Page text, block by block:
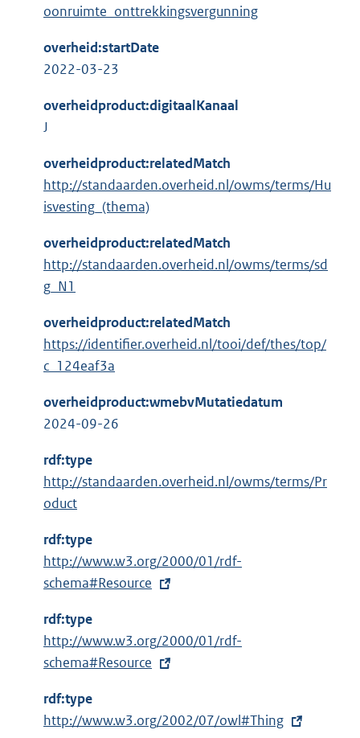
oonruimte_onttrekkingsvergunning
overheid:startDate
2022-03-23
overheidproduct:digitaalKanaal
J
overheidproduct:relatedMatch
http://standaarden.overheid.nl/owms/terms/Hu
isvesting_(thema)
overheidproduct:relatedMatch
http://standaarden.overheid.nl/owms/terms/sd
g_N1
overheidproduct:relatedMatch
https://identifier.overheid.nl/tooi/def/thes/top/
c_124eaf3a
overheidproduct:wmebvMutatiedatum
2024-09-26
rdf:type
http://standaarden.overheid.nl/owms/terms/Pr
oduct
rdf:type
E
x
e
r
n
l
http://www.w3.org/2000/01/rdf-
schema#Resource
rdf:type
E
x
e
r
http://www.w3.org/2000/01/rdf-
schema#Resource
rdf:type
E
http://www.w3.org/2002/07/owl#Thing